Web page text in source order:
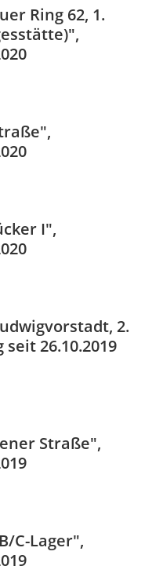
Ring 62, 1.
I",
2.
26.10.2019
Straße",
C-Lager",